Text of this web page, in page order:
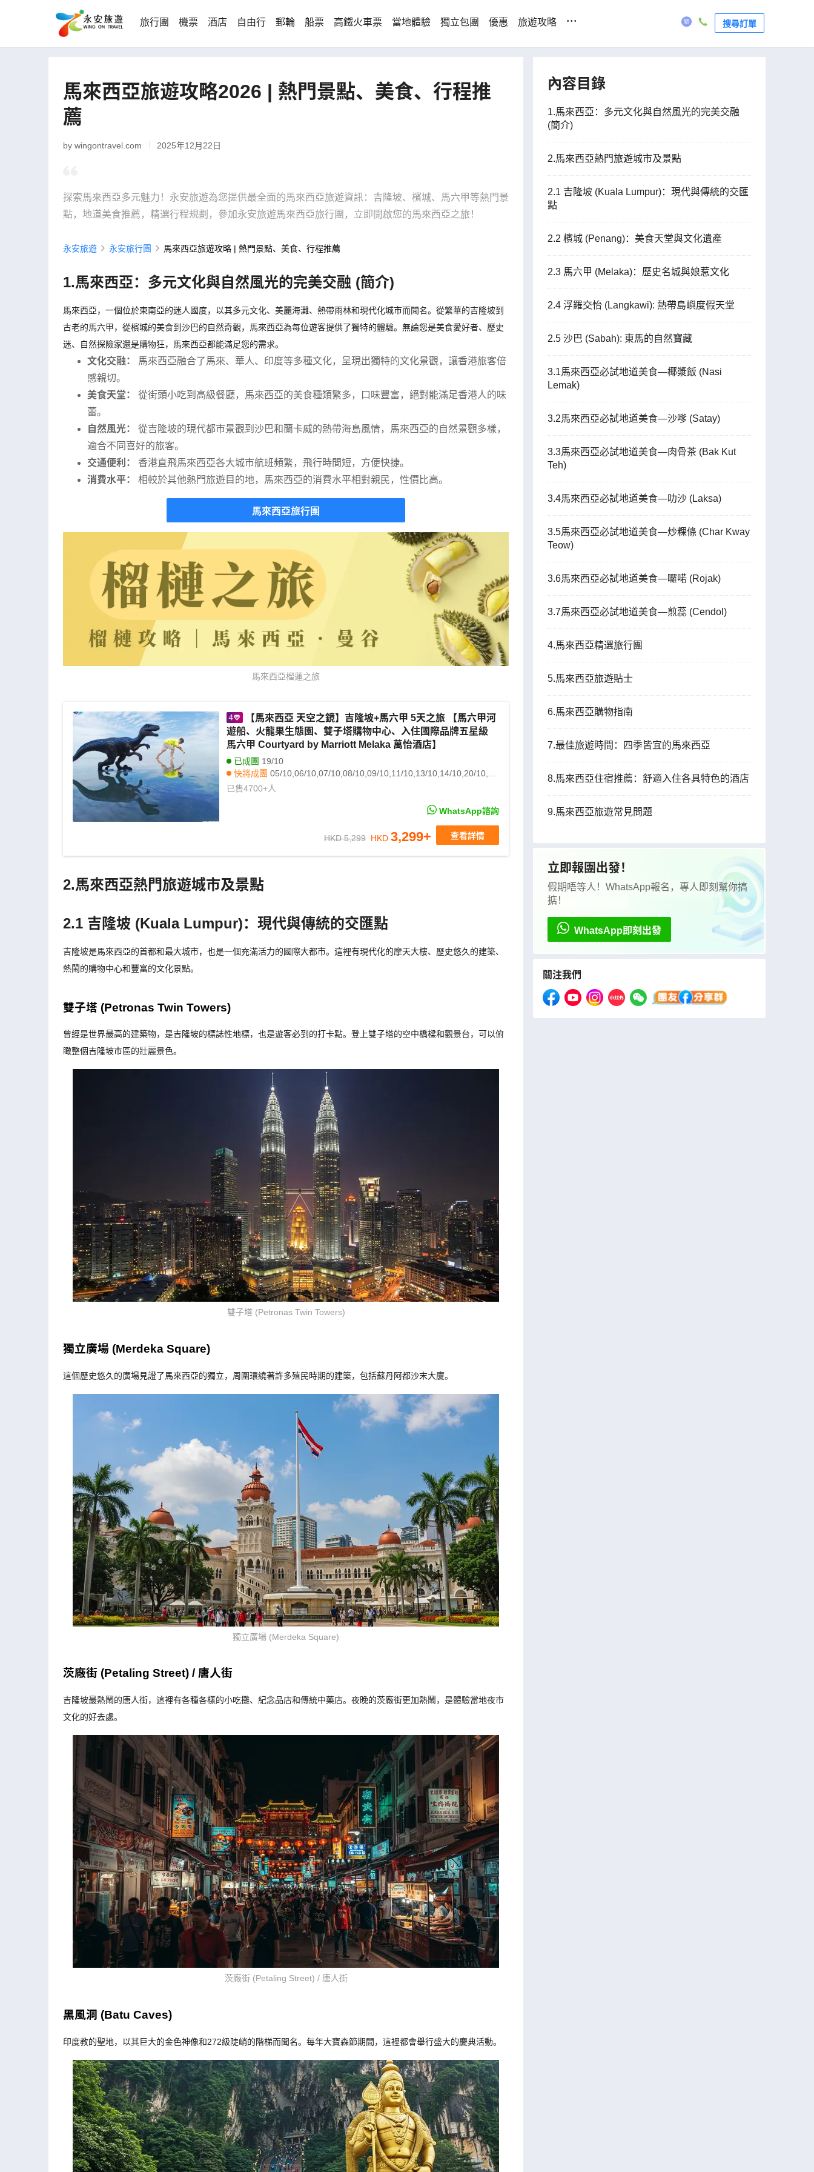
旅行團 機票 酒店 自由行 郵輪 船票 高鐵火車票 當地體驗 獨立包團 優惠 旅遊攻略 ... 搜尋訂單
馬來西亞旅遊攻略2026 | 熱門景點、美食、行程推
薦
by wingontravel.com 2025年12月22日
探索馬來西亞多元魅力！永安旅遊為您提供最全面的馬來西亞旅遊資訊：吉隆坡、檳城、馬六甲等熱門景
點，地道美食推薦，精選行程規劃，參加永安旅遊馬來西亞旅行團，立即開啟您的馬來西亞之旅！
永安旅遊 永安旅行團 馬來西亞旅遊攻略 | 熱門景點、美食、行程推薦
1.馬來西亞：多元文化與自然風光的完美交融 (簡介)
馬來西亞，一個位於東南亞的迷人國度，以其多元文化、美麗海灘、熱帶雨林和現代化城市而聞名。從繁華的吉隆坡到
古老的馬六甲，從檳城的美食到沙巴的自然奇觀，馬來西亞為每位遊客提供了獨特的體驗。無論您是美食愛好者、歷史
迷、自然探險家還是購物狂，馬來西亞都能滿足您的需求。
文化交融：
馬來西亞融合了馬來、華人、印度等多種文化，呈現出獨特的文化景觀，讓香港旅客倍
感親切。
美食天堂：
從街頭小吃到高級餐廳，馬來西亞的美食種類繁多，口味豐富，絕對能滿足香港人的味
蕾。
自然風光：
從吉隆坡的現代都市景觀到沙巴和蘭卡威的熱帶海島風情，馬來西亞的自然景觀多樣，
適合不同喜好的旅客。
交通便利：
香港直飛馬來西亞各大城市航班頻繁，飛行時間短，方便快捷。
消費水平：
相較於其他熱門旅遊目的地，馬來西亞的消費水平相對親民，性價比高。
馬來西亞旅行團
馬來西亞榴蓮之旅
【馬來西亞 天空之鏡】吉隆坡+馬六甲 5天之旅 【馬六甲河
遊船、火龍果生態園、雙子塔購物中心、入住國際品牌五星級
馬六甲 Courtyard by Marriott Melaka 萬怡酒店】
已成團 19/10
快將成團 05/10,06/10,07/10,08/10,09/10,11/10,13/10,14/10,20/10,21/10,22/10,24/10,25/10,27/10,28/10,04/11,05/11,06/11,07/11,09/11
已售4700+人
HKD 5,299 HKD 3,299+ 查看詳情
WhatsApp諮詢
2.馬來西亞熱門旅遊城市及景點
2.1 吉隆坡 (Kuala Lumpur)：現代與傳統的交匯點
吉隆坡是馬來西亞的首都和最大城市，也是一個充滿活力的國際大都市。這裡有現代化的摩天大樓、歷史悠久的建築、
熱鬧的購物中心和豐富的文化景點。
雙子塔 (Petronas Twin Towers)
曾經是世界最高的建築物，是吉隆坡的標誌性地標，也是遊客必到的打卡點。登上雙子塔的空中橋樑和觀景台，可以俯
瞰整個吉隆坡市區的壯麗景色。
雙子塔 (Petronas Twin Towers)
獨立廣場 (Merdeka Square)
這個歷史悠久的廣場見證了馬來西亞的獨立，周圍環繞著許多殖民時期的建築，包括蘇丹阿都沙末大廈。
獨立廣場 (Merdeka Square)
茨廠街 (Petaling Street) / 唐人街
吉隆坡最熱鬧的唐人街，這裡有各種各樣的小吃攤、紀念品店和傳統中藥店。夜晚的茨廠街更加熱鬧，是體驗當地夜市
文化的好去處。
茨廠街 (Petaling Street) / 唐人街
黑風洞 (Batu Caves)
印度教的聖地，以其巨大的金色神像和272級陡峭的階梯而聞名。每年大寶森節期間，這裡都會舉行盛大的慶典活動。
內容目錄
1.馬來西亞：多元文化與自然風光的完美交融
(簡介)
2.馬來西亞熱門旅遊城市及景點
2.1 吉隆坡 (Kuala Lumpur)：現代與傳統的交匯
點
2.2 檳城 (Penang)：美食天堂與文化遺產
2.3 馬六甲 (Melaka)：歷史名城與娘惹文化
2.4 浮羅交怡 (Langkawi): 熱帶島嶼度假天堂
2.5 沙巴 (Sabah): 東馬的自然寶藏
3.1馬來西亞必試地道美食—椰漿飯 (Nasi
Lemak)
3.2馬來西亞必試地道美食—沙嗲 (Satay)
3.3馬來西亞必試地道美食—肉骨茶 (Bak Kut
Teh)
3.4馬來西亞必試地道美食—叻沙 (Laksa)
3.5馬來西亞必試地道美食—炒粿條 (Char Kway
Teow)
3.6馬來西亞必試地道美食—囉喏 (Rojak)
3.7馬來西亞必試地道美食—煎蕊 (Cendol)
4.馬來西亞精選旅行團
5.馬來西亞旅遊貼士
6.馬來西亞購物指南
7.最佳旅遊時間：四季皆宜的馬來西亞
8.馬來西亞住宿推薦：舒適入住各具特色的酒店
9.馬來西亞旅遊常見問題
立即報團出發！
假期唔等人！WhatsApp報名，專人即刻幫你搞
掂！
WhatsApp即刻出發
關注我們